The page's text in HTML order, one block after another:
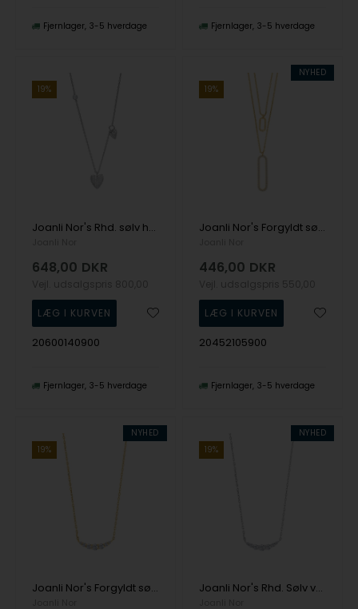
Fjernlager 3-5 hverdage Fjernlager 3-5 hverdage
19%
Joanli Nor's Rhd. sølv halskæde small RISANOR
648,00 DKR
20600140900
Fjernlager 3-5 hverdage
NYHED
19%
Joanli Nor's Forgyldt sølv vedhæng LENENOR
446,00 DKR
20452105900
Fjernlager 3-5 hverdage
NYHED
19%
Joanli Nor's Forgyldt sølv vedhæng LINDANOR
NYHED
19%
Joanli Nor's Rhd. Sølv vedhæng LINDANOR